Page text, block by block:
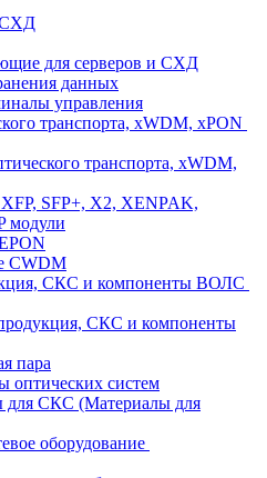
СХД
для серверов и СХД
данных
управления
транспорта, xWDM, xPON
транспорта, xWDM,
SFP+, X2, XENPAK,
модули
CWDM
СКС и компоненты ВОЛС
СКС и компоненты
пара
оптических систем
для СКС (Материалы для
оборудование